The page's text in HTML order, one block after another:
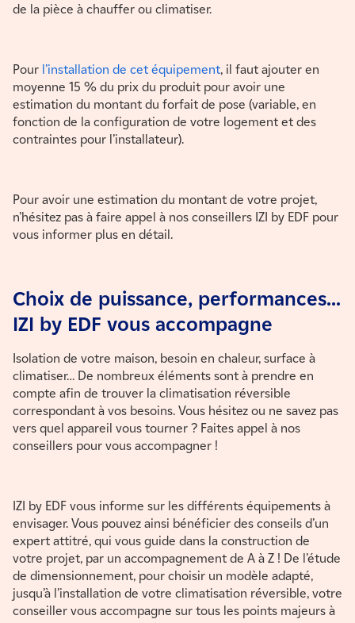
de la pièce à chauffer ou climatiser.
Pour l’installation de cet équipement, il faut ajouter en
moyenne 15 % du prix du produit pour avoir une
estimation du montant du forfait de pose (variable, en
fonction de la configuration de votre logement et des
contraintes pour l’installateur).
Pour avoir une estimation du montant de votre projet,
n’hésitez pas à faire appel à nos conseillers IZI by EDF pour
vous informer plus en détail.
Choix de puissance, performances...
IZI by EDF vous accompagne
Isolation de votre maison, besoin en chaleur, surface à
climatiser… De nombreux éléments sont à prendre en
compte afin de trouver la climatisation réversible
correspondant à vos besoins. Vous hésitez ou ne savez pas
vers quel appareil vous tourner ? Faites appel à nos
conseillers pour vous accompagner !
IZI by EDF vous informe sur les différents équipements à
envisager. Vous pouvez ainsi bénéficier des conseils d’un
expert attitré, qui vous guide dans la construction de
votre projet, par un accompagnement de A à Z ! De l’étude
de dimensionnement, pour choisir un modèle adapté,
jusqu’à l’installation de votre climatisation réversible, votre
conseiller vous accompagne sur tous les points majeurs à